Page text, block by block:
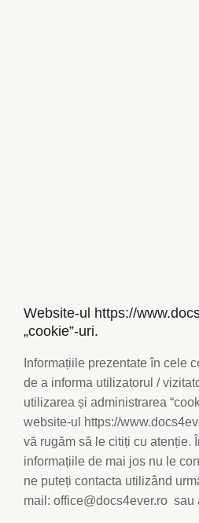
Website-ul https://
„cookie”-uri.
Informațiile prezentate în cele
de a informa utilizatorul /
utilizarea și administrarea
website-ul https://
vă rugăm să le citiți cu atenție.
informațiile de mai jos nu le
ne puteți contacta utilizând
mail: office@docs4ever.ro sau